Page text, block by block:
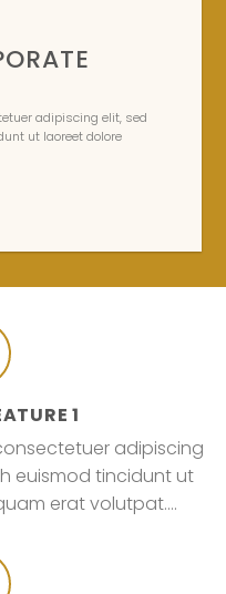
adipiscing elit, sed
ut laoreet dolore
1
adipiscing
euismod tincidunt ut
erat volutpat….